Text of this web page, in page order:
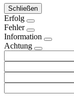
Schließen
Erfolg
Fehler
Information
Achtung